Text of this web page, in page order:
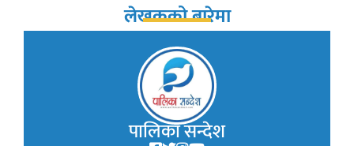
लेखकको बारेमा
पालिका सन्देश